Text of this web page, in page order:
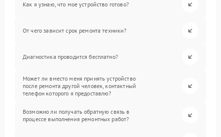
Как я узнаю, что мое устройство готово?
От чего зависит срок ремонта техники?
Диагностика проводится бесплатно?
Может ли вместо меня принять устройство
после ремонта другой человек, контактный
телефон которого я предоставлю?
Возможно ли получать обратную связь в
процессе выполнения ремонтных работ?